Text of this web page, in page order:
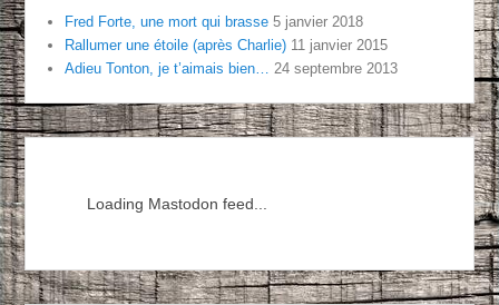
Fred Forte, une mort qui brasse 5 janvier 2018
Rallumer une étoile (après Charlie) 11 janvier 2015
Adieu Tonton, je t’aimais bien… 24 septembre 2013
Loading Mastodon feed...